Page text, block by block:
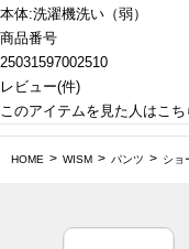
本体:洗濯機洗い（弱）
商品番号
25031597002510
レビュー(件)
このアイテムを見た人はこ
HOME WISM パンツ ショ